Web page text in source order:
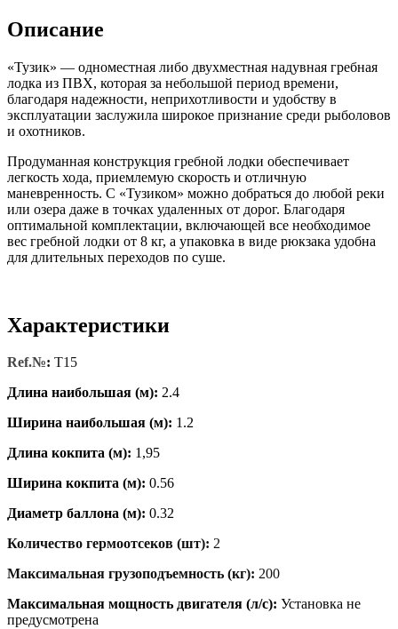
Описание
«Тузик» — одноместная либо двухместная надувная гребная
лодка из ПВХ, которая за небольшой период времени,
благодаря надежности, неприхотливости и удобству в
эксплуатации заслужила широкое признание среди рыболовов
и охотников.
Продуманная конструкция гребной лодки обеспечивает
легкость хода, приемлемую скорость и отличную
маневренность. С «Тузиком» можно добраться до любой реки
или озера даже в точках удаленных от дорог. Благодаря
оптимальной комплектации, включающей все необходимое
вес гребной лодки от 8 кг, а упаковка в виде рюкзака удобна
для длительных переходов по суше.
Характеристики
Ref.№: T15
Длина наибольшая (м): 2.4
Ширина наибольшая (м): 1.2
Длина кокпита (м): 1,95
Ширина кокпита (м): 0.56
Диаметр баллона (м): 0.32
Количество гермоотсеков (шт): 2
Максимальная грузоподъемность (кг): 200
Максимальная мощность двигателя (л/с): Установка не
предусмотрена